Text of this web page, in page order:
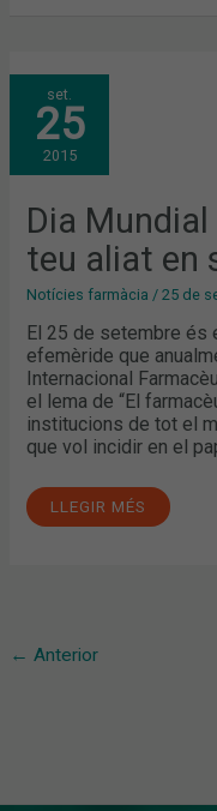
set.
25
2015
Dia
teu aliat en
Notícies farmàcia /25 de
El 25 de setembre és
efemèride que
Internacional
el lema de “El
institucions de tot el
que vol incidir en el
DIA
MUNDIAL
DEL
FARMACÈUTIC,
EL
TEU
ALIAT
SALUT
LLEGIR MÉS
← Anterior